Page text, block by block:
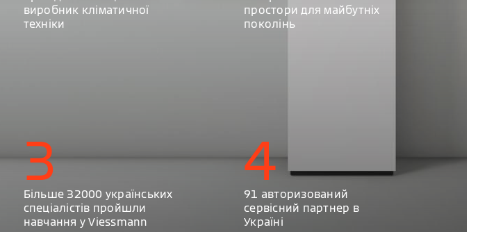
виробник кліматичної
техніки
простори для майбутніх
поколінь
3
Більше 32000 українських
спеціалістів пройшли
навчання у Viessmann
4
91 авторизований
сервісний партнер в
Україні